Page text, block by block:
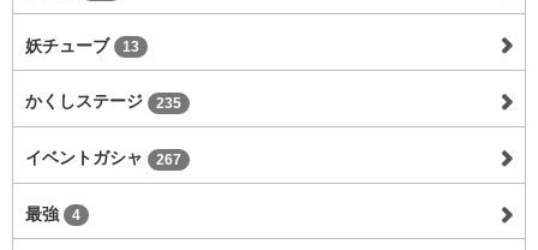
妖チューブ 13
かくしステージ 235
イベントガシャ 267
最強 4